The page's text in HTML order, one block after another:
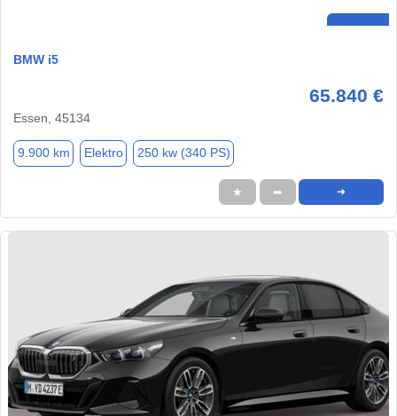
BMW i5
65.840 €
Essen, 45134
9.900 km Elektro 250 kw (340 PS)
★ ➦ ➜